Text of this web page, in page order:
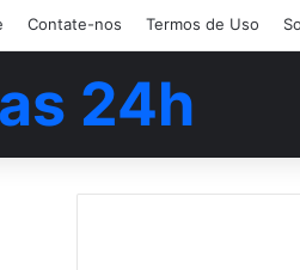
Contate-nos Termos de Uso
24h